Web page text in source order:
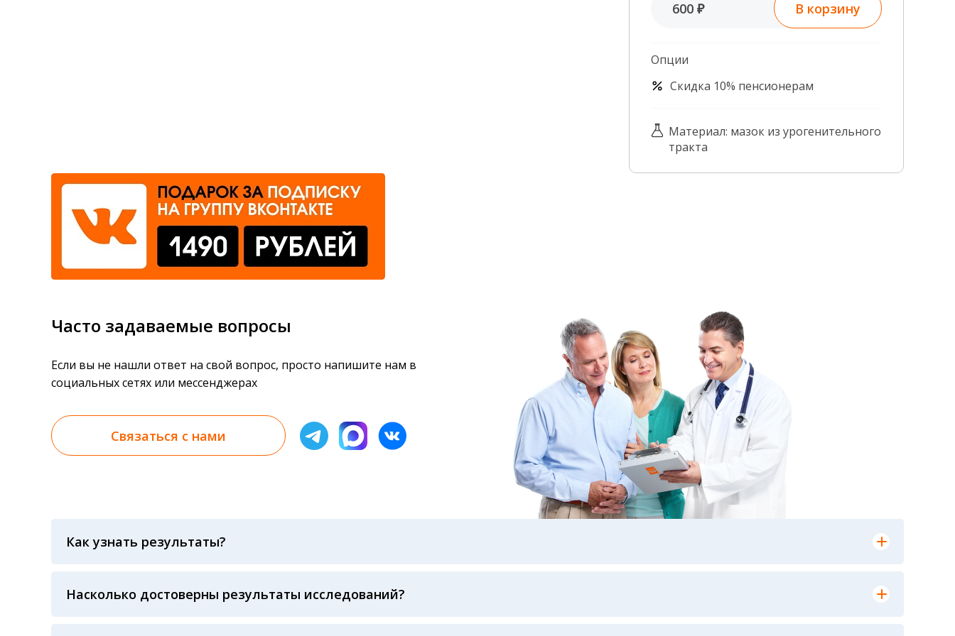
600 ₽ В корзину
Опции
Скидка 10% пенсионерам
Материал: мазок из урогенительного
тракта
Часто задаваемые вопросы
Если вы не нашли ответ на свой вопрос, просто напишите нам в
социальных сетях или мессенджерах
Связаться с нами
Как узнать результаты?
анализов при предъявлении паспорта или чека об оплате
Насколько достоверны результаты исследований?
Гарантия качества лабораторных тестов обеспечивается соблюдением международных стандартов выполнения лабораторных исследований и